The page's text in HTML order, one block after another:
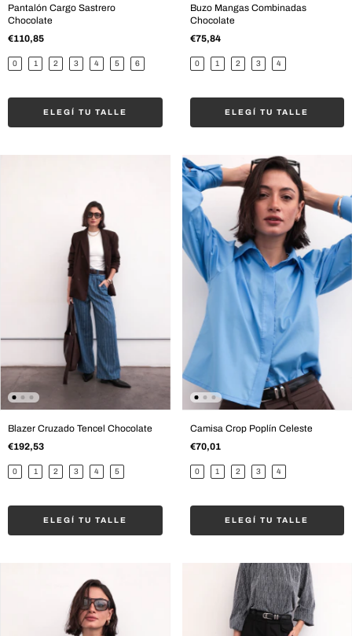
Pantalón Cargo Sastrero
Chocolate
€110,85
0 1 2 3 4 5 6
ELEGÍ TU TALLE
Buzo Mangas Combinadas
Chocolate
€75,84
0 1 2 3 4
ELEGÍ TU TALLE
Blazer Cruzado Tencel Chocolate
€192,53
0 1 2 3 4 5
ELEGÍ TU TALLE
Camisa Crop Poplín Celeste
€70,01
0 1 2 3 4
ELEGÍ TU TALLE